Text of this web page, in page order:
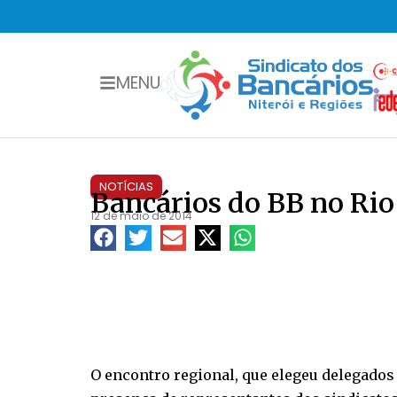
MENU
NOTÍCIAS
Bancários do BB no
12 de maio de 2014
O encontro regional, que elegeu